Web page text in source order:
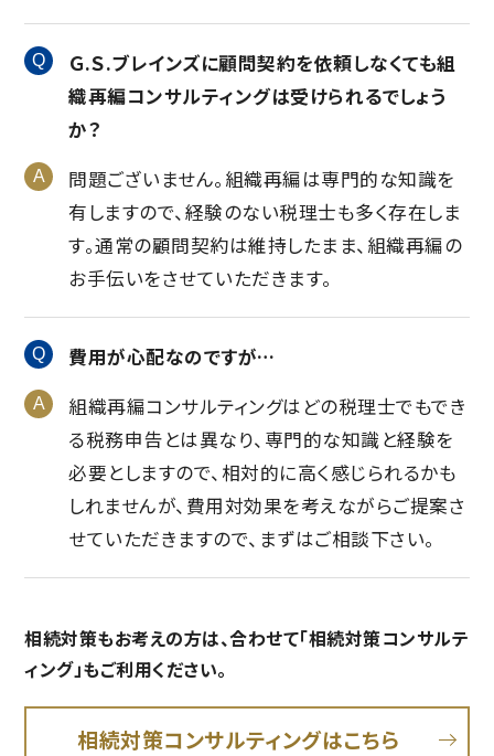
Ｇ.Ｓ.ブレインズに顧問契約を依頼しなくても組
織再編コンサルティングは受けられるでしょう
か？
問題ございません。組織再編は専門的な知識を
有しますので、経験のない税理士も多く存在しま
す。通常の顧問契約は維持したまま、組織再編の
お手伝いをさせていただきます。
費用が心配なのですが…
組織再編コンサルティングはどの税理士でもでき
る税務申告とは異なり、専門的な知識と経験を
必要としますので、相対的に高く感じられるかも
しれませんが、費用対効果を考えながらご提案さ
せていただきますので、まずはご相談下さい。
相続対策もお考えの方は、合わせて「相続対策コンサルテ
ィング」もご利用ください。
相続対策コンサルティングはこちら